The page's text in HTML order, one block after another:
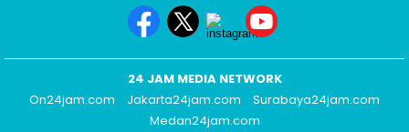
24 JAM MEDIA NETWORK
On24jam.com
Jakarta24jam.com
Surabaya24jam.com
Medan24jam.com